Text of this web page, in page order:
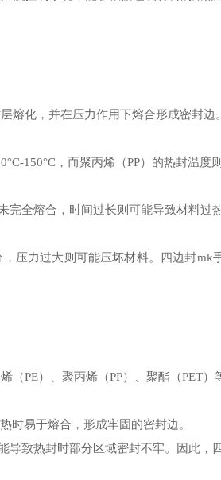
化，并在压力作用下熔合形成密封边
150°C，而聚丙烯（PP）的热封温度
全熔合，时间过长则可能导致材料过
力过大则可能压坏材料。四边封mk
PE）、聚丙烯（PP）、聚酯（PET）
时易于熔合，形成牢固的密封边。
致热封时部分区域密封不牢。因此，